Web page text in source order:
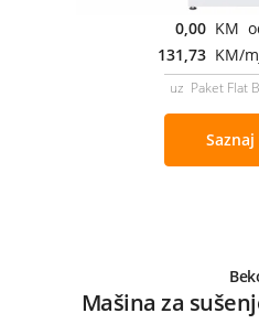
0,00 KM
131,73 KM/
uz Paket Flat
Mašina za